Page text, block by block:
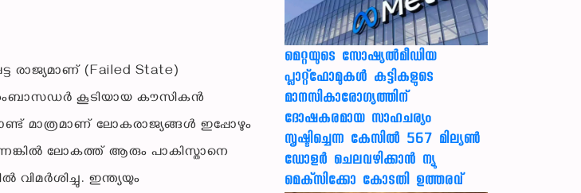
രാജ്യമാണ് (Failed State)
അംബാസഡർ കൂടിയായ കൗസികൻ
മാത്രമാണ് ലോകരാജ്യങ്ങൾ ഇപ്പോഴും
ലോകത്ത് ആരും പാകിസ്താനെ
വിമർശിച്ചു. ഇന്ത്യയും
മെറ്റയുടെ സോഷ്യല്‍മീഡിയ
പ്ലാറ്റ്‌ഫോമുകള്‍ കുട്ടികളുടെ
മാനസികാരോഗ്യത്തിന്
ദോഷകരമായ സാഹചര്യം
സൃഷ്ടിച്ചെന്ന കേസില്‍ 567 മില്യണ്‍
ഡോളര്‍ ചെലവഴിക്കാന്‍ ന്യൂ
മെക്‌സിക്കോ കോടതി ഉത്തരവ്